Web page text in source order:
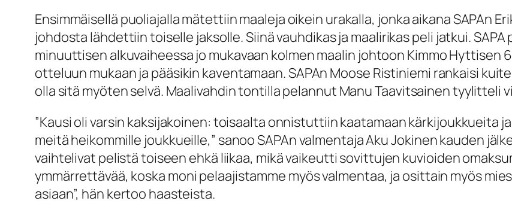
Ensimmäisellä puoliajalla mätettiin maaleja oikein urakalla, jonka aikana SAPAn
johdosta lähdettiin toiselle jaksolle. Siinä vauhdikas ja maalirikas peli jatkui.
minuuttisen alkuvaiheessa jo mukavaan kolmen maalin johtoon Kimmo Hyttisen
otteluun mukaan ja pääsikin kaventamaan. SAPAn Moose Ristiniemi rankaisi
olla sitä myöten selvä. Maalivahdin tontilla pelannut Manu Taavitsainen tyylitteli
”Kausi oli varsin kaksijakoinen: toisaalta onnistuttiin kaatamaan kärkijoukkueita
meitä heikommille joukkueille,” sanoo SAPAn valmentaja Aku Jokinen kauden
vaihtelivat pelistä toiseen ehkä liikaa, mikä vaikeutti sovittujen kuvioiden
ymmärrettävää, koska moni pelaajistamme myös valmentaa, ja osittain myös
asiaan”, hän kertoo haasteista.